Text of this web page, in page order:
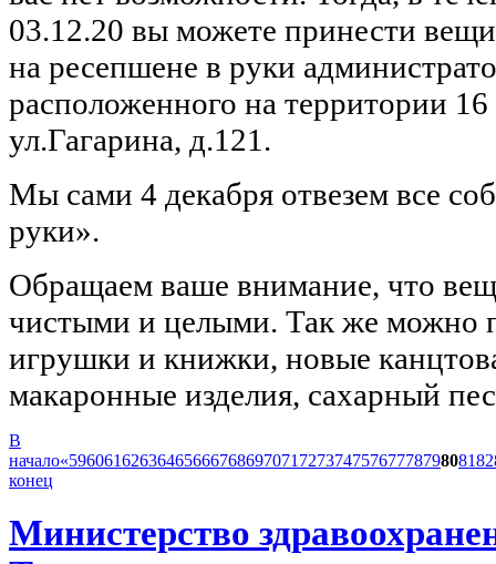
03.12.20 вы можете принести
на ресепшене в руки
расположенного на территории
ул.Гагарина, д.121.
Мы сами 4 декабря отвезем все
руки».
Обращаем ваше внимание, что
чистыми и целыми. Так же можно
игрушки и книжки, новые
макаронные изделия, сахарный
В
начало«59606162636465666768697071 7273747576777879808182
конец
Министерство